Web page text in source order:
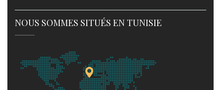
NOUS SOMMES SITUÉS EN TUNISIE